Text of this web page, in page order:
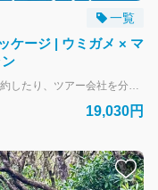
一覧
ケージ | ウミガメ × マ
海も行きたい。森も歩きたい。 でも、別々に予約したり、ツアー会社を分けるのは面倒——。 そんなお声から生まれたのが、この 「海 × 川 × 森 スタンダード1日ツアー」 です。 ウミガメシュノーケリングと冒険の森（マングローブ・モダマ・滝巡り）を、 1日で効率よくまとめて楽しめる少人数制のパッケージプラン。 プレミアムツアーのような“完全貸切・送迎付き”ではありませんが、 そのぶん価格は抑えめで、 「片方だけだと物足りない」「でもプレミアムまではいらない」という方に最適です。 また、 海と森を別々の会社に予約したり、スケジュールを自分で調整する手間がゼロ。 オーシャンズが1日の流れをまとめてコーディネートするので、 迷うことなくスムーズに奄美の自然を満喫できます。 ウミガメとの出会いを楽しみ、 マングローブの静けさに癒され、 モダマや滝で奄美の奥深い自然を感じる——。 「海も森もどちらも体験したい」という欲張りな気持ちに、しっかり応える1日プランです。
19,030円